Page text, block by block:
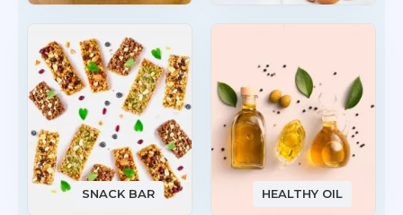
SNACK BAR HEALTHY OIL